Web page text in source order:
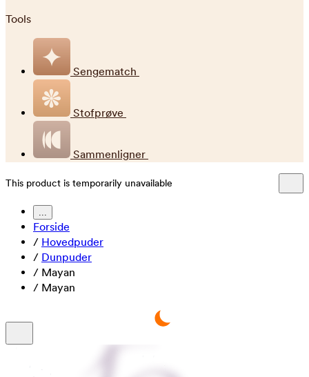
Tools
Sengematch
Stofprøve
Sammenligner
This product is temporarily unavailable
...
Forside
/ Hovedpuder
/ Dunpuder
/ Mayan
/ Mayan